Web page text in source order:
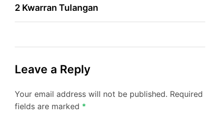
2 Kwarran Tulangan
Leave a Reply
Your email address will not be published. Required
fields are marked *